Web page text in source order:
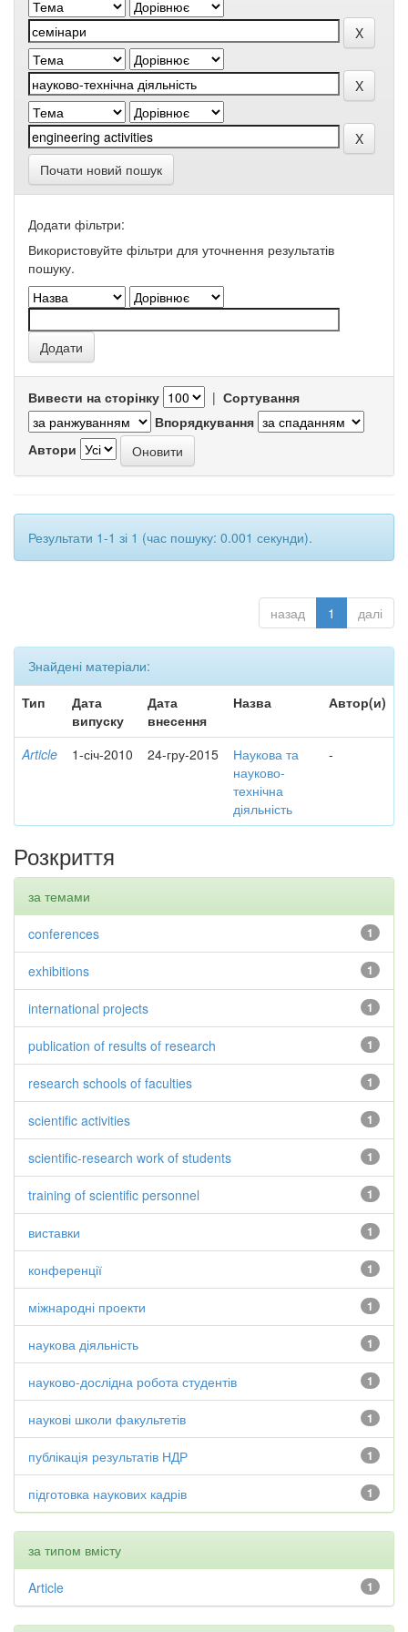
Почати новий пошук
Додати фільтри:
Використовуйте фільтри для уточнення результатів
пошуку.
Вивести на сторінку | Сортування
Впорядкування
Автори
Результати 1-1 зі 1 (час пошуку: 0.001 секунди).
назад 1 далі
Знайдені матеріали:
Тип
Дата
випуску
Дата
внесення
Назва Автор(и)
Article 1-січ-2010 24-гру-2015
Наукова та
науково-
технічна
діяльність
-
Розкриття
за темами
1
conferences
1
exhibitions
1
international projects
1
publication of results of research
1
research schools of faculties
1
scientific activities
1
scientific-research work of students
1
training of scientific personnel
1
виставки
1
конференції
1
міжнародні проекти
1
наукова діяльність
1
науково-дослідна робота студентів
1
наукові школи факультетів
1
публікація результатів НДР
1
підготовка наукових кадрів
за типом вмісту
1
Article